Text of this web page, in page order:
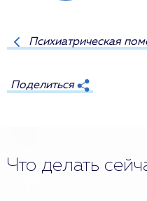
Психиатрическая
Поделиться
Что делать